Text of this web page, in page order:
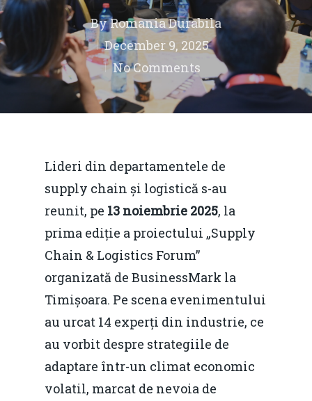
ByRomania Durabila
December 9, 2025
No Comments
Lideri din departamentele de
supply chain și logistică s-au
reunit, pe 13 noiembrie 2025, la
prima ediție a proiectului „Supply
Chain & Logistics Forum”
organizată de BusinessMark la
Timișoara. Pe scena evenimentului
au urcat 14 experți din industrie, ce
au vorbit despre strategiile de
adaptare într-un climat economic
volatil, marcat de nevoia de